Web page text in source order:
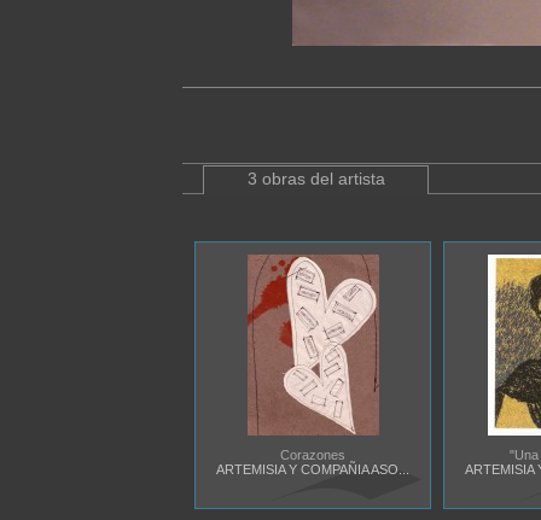
3 obras del artista
Corazones
ARTEMISIA Y COMPAÑIA ASO...
"Una
ARTEMISIA